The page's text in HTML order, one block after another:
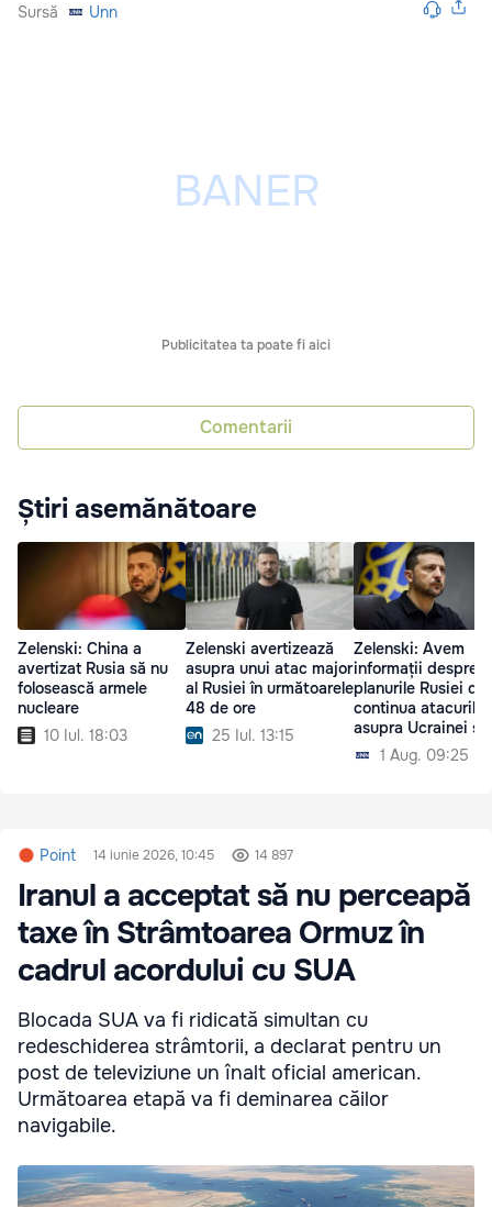
Sursă Unn
Publicitatea ta poate fi aici
Comentarii
Știri asemănătoare
Zelenski: China a
avertizat Rusia să nu
folosească armele
nucleare
10 Iul. 18:03
Zelenski avertizează
asupra unui atac major
al Rusiei în următoarele
48 de ore
25 Iul. 13:15
Zelenski: Avem
informații despre
planurile Rusiei de
continua atacurile
asupra Ucrainei și
navelor1 Aug. 09:25
Point 14 iunie 2026, 10:45 14 897
Iranul a acceptat să nu perceapă
taxe în Strâmtoarea Ormuz în
cadrul acordului cu SUA
Blocada SUA va fi ridicată simultan cu
redeschiderea strâmtorii, a declarat pentru un
post de televiziune un înalt oficial american.
Următoarea etapă va fi deminarea căilor
navigabile.